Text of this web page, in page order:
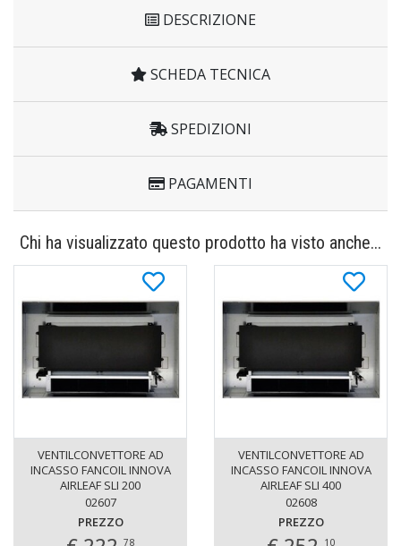
DESCRIZIONE
SCHEDA TECNICA
SPEDIZIONI
PAGAMENTI
Chi ha visualizzato questo prodotto ha visto anche...
VENTILCONVETTORE AD
INCASSO FANCOIL INNOVA
AIRLEAF SLI 200
02607
PREZZO
78
VENTILCONVETTORE AD
INCASSO FANCOIL INNOVA
AIRLEAF SLI 400
02608
PREZZO
10